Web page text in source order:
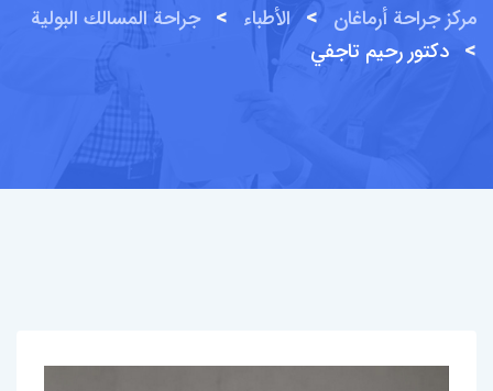
مركز جراحة أرماغان > الأطباء > جراحة المسالك البولية
> دكتور رحيم تاجفي